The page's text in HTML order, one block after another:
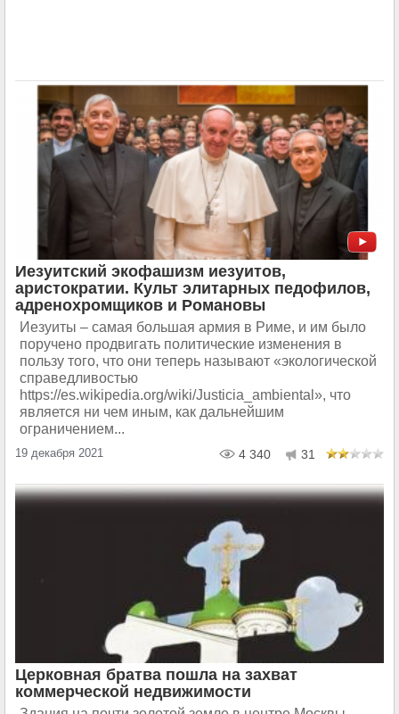
Иезуитский экофашизм иезуитов,
аристократии. Культ элитарных педофилов,
адренохромщиков и Романовы
Иезуиты – самая большая армия в Риме, и им было
поручено продвигать политические изменения в
пользу того, что они теперь называют «экологической
справедливостью
https://es.wikipedia.org/wiki/Justicia_ambiental», что
является ни чем иным, как дальнейшим
ограничением...
19 декабря 2021 4 340 31
Церковная братва пошла на захват
коммерческой недвижимости